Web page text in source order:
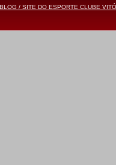
/ SITE DO ESPORTE CLUBE